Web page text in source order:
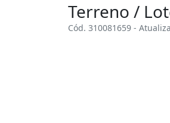
Terreno /
Cód. 310081659 -